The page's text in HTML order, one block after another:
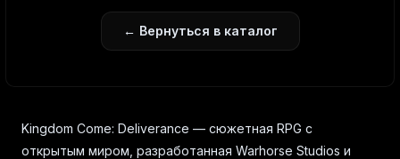
← Вернуться в каталог
Kingdom Come: Deliverance — сюжетная RPG с
открытым миром, разработанная Warhorse Studios и